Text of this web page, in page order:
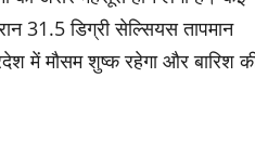
31.5 डिग्री सेल्सियस तापमान
में मौसम शुष्क रहेगा और बारिश